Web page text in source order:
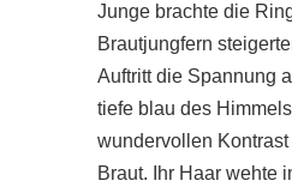
Junge brachte die
Brautjungfern
Auftritt die Spannung
tiefe blau des
wundervollen
Braut. Ihr Haar wehte